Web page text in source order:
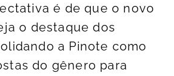
é de que o novo
o destaque dos
a Pinote como
do gênero para